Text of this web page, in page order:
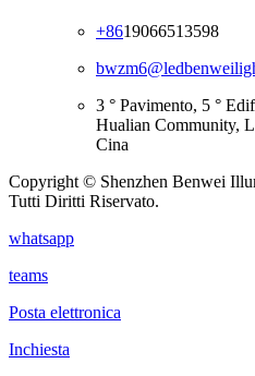
+8619066513598
3 ° Pavimento, 5 °
Hualian Community,
Cina
Copyright © Shenzhen Benwei
Tutti Diritti Riservato.
whatsapp
teams
Posta elettronica
Inchiesta